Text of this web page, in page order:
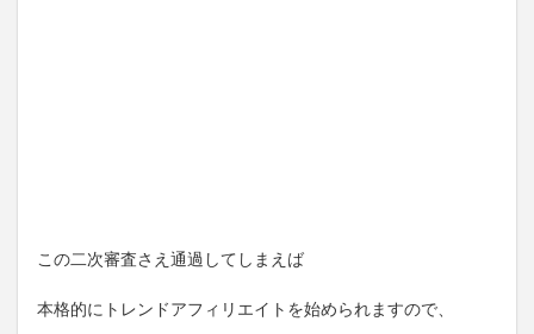
この二次審査さえ通過してしまえば
本格的にトレンドアフィリエイトを始められますので、